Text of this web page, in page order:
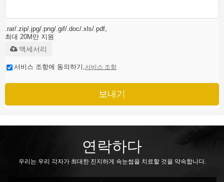
.rar/.zip/.jpg/.png/.gif/.doc/.xls/.pdf,
최대 20M만 지원
액세서리
서비스 조항에 동의하기,서비스 조항
보내기
연락하다
우리는 우리 각자가 최대한 진지하게 속눈썹을 치료할 것을 약속합니다.